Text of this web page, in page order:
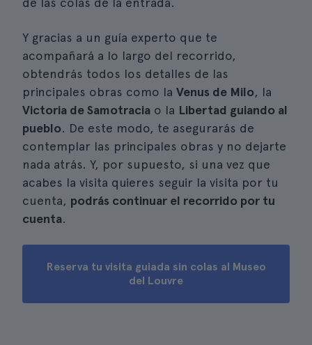
Y gracias a un guía experto que te
acompañará a lo largo del recorrido,
obtendrás todos los detalles de las
principales obras como la Venus de Milo, la
Victoria de Samotracia o la Libertad guiando al
pueblo. De este modo, te asegurarás de
contemplar las principales obras y no dejarte
nada atrás. Y, por supuesto, si una vez que
acabes la visita quieres seguir la visita por tu
cuenta, podrás continuar el recorrido por tu
cuenta.
Reserva tu visita guiada sin colas al Museo
del Louvre